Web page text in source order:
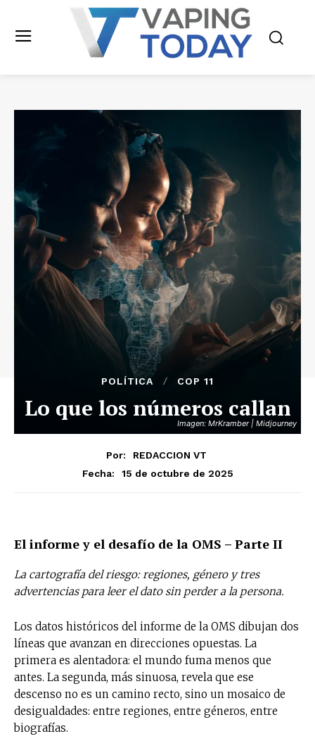
Imagen: MrKramber | Midjourney
POLÍTICA COP 11
Lo que los números callan
Por:
REDACCION VT
Fecha:
15 de octubre de 2025
El informe y el desafío de la OMS – Parte II
La cartografía del riesgo: regiones, género y tres
advertencias para leer el dato sin perder a la persona.
Los datos históricos del informe de la OMS dibujan dos
líneas que avanzan en direcciones opuestas. La
primera es alentadora: el mundo fuma menos que
antes. La segunda, más sinuosa, revela que ese
descenso no es un camino recto, sino un mosaico de
desigualdades: entre regiones, entre géneros, entre
biografías.